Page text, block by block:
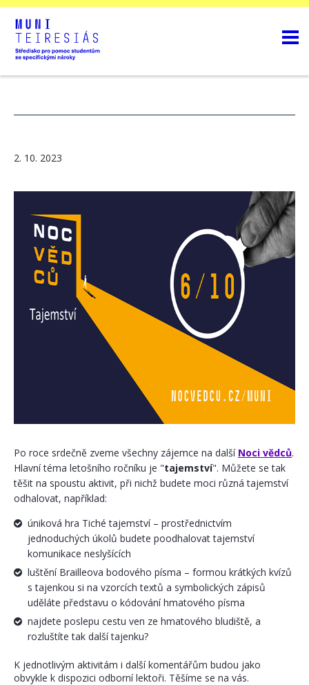
2. 10. 2023
Po roce srdečně zveme všechny zájemce na další Noci vědců.
Hlavní téma letošního ročníku je "tajemství". Můžete se tak
těšit na spoustu aktivit, při nichž budete moci různá tajemství
odhalovat, například:
úniková hra Tiché tajemství – prostřednictvím
jednoduchých úkolů budete poodhalovat tajemství
komunikace neslyšících
luštění Brailleova bodového písma – formou krátkých kvízů
s tajenkou si na vzorcích textů a symbolických zápisů
uděláte představu o kódování hmatového písma
najdete poslepu cestu ven ze hmatového bludiště, a
rozluštíte tak další tajenku?
K jednotlivým aktivitám i další komentářům budou jako
obvykle k dispozici odborní lektoři. Těšíme se na vás.